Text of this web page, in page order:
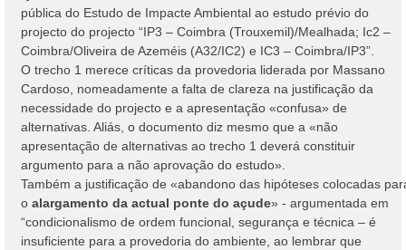
pública do Estudo de Impacte Ambiental ao estudo prévio do
projecto do projecto “IP3 – Coimbra (Trouxemil)/Mealhada; Ic2 –
Coimbra/Oliveira de Azeméis (A32/IC2) e IC3 – Coimbra/IP3”.
O trecho 1 merece críticas da provedoria liderada por Massano
Cardoso, nomeadamente a falta de clareza na justificação da
necessidade do projecto e a apresentação «confusa» de
alternativas. Aliás, o documento diz mesmo que a «não
apresentação de alternativas ao trecho 1 deverá constituir
argumento para a não aprovação do estudo».
Também a justificação de «abandono das hipóteses colocadas
o alargamento da actual ponte do açude» - argumentada em
“condicionalismo de ordem funcional, segurança e técnica – é
insuficiente para a provedoria do ambiente, ao lembrar que